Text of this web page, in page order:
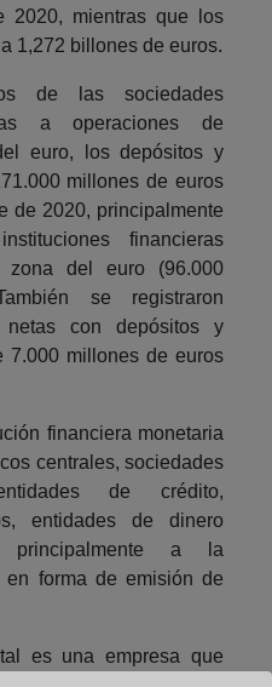
2020, mientras que los
1,272 billones de euros.
de las sociedades
a operaciones de
euro, los depósitos y
millones de euros
de 2020, principalmente
financieras
zona del euro (96.000
se registraron
netas con depósitos y
7.000 millones de euros
financiera monetaria
centrales, sociedades
de crédito,
entidades de dinero
principalmente a la
en forma de emisión de
es una empresa que